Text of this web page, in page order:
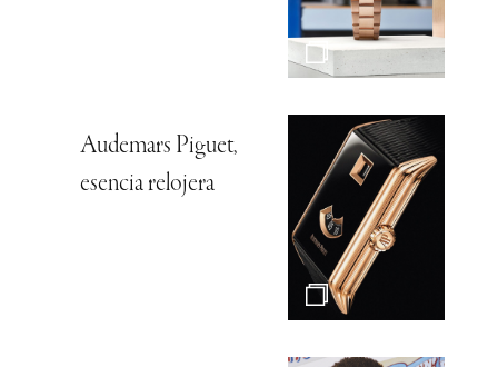
Audemars Piguet,
esencia relojera